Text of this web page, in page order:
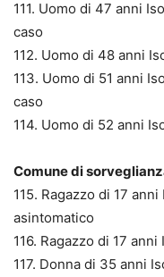
111. Uomo di 47 anni
caso
112. Uomo di 48 anni
113. Uomo di 51 anni
caso
114. Uomo di 52 anni
Comune di
115. Ragazzo di 17
asintomatico
116. Ragazzo di 17
117. Donna di 35 anni